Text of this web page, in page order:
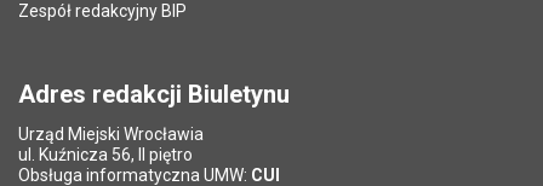
Zespół redakcyjny BIP
Adres redakcji Biuletynu
Urząd Miejski Wrocławia
ul. Kuźnicza 56, II piętro
Obsługa informatyczna UMW: CUI